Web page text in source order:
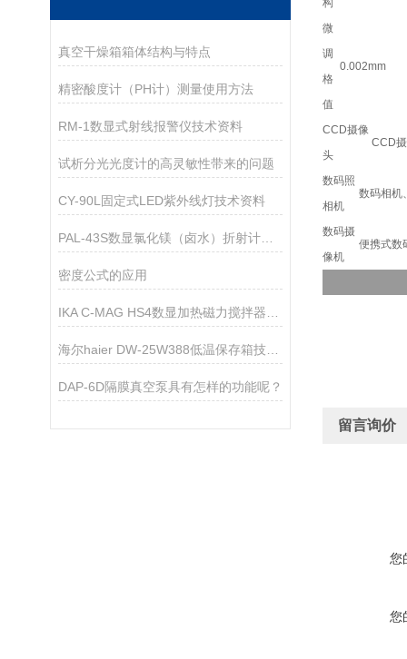
真空干燥箱箱体结构与特点
精密酸度计（PH计）测量使用方法
RM-1数显式射线报警仪技术资料
试析分光光度计的高灵敏性带来的问题
CY-90L固定式LED紫外线灯技术资料
PAL-43S数显氯化镁（卤水）折射计应用指导
密度公式的应用
海尔haier DW-25W388低温保存箱技术参数
DAP-6D隔膜真空泵具有怎样的功能呢？
构
微
调
格
值
0.002mm
CCD摄像
头
CCD
数码照
相机
数码相机
数码摄
像机
便携式数
留言询价
您
您